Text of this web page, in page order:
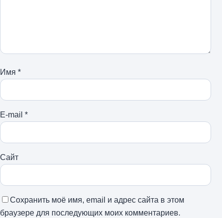
Имя *
E-mail *
Сайт
Сохранить моё имя, email и адрес сайта в этом
браузере для последующих моих комментариев.